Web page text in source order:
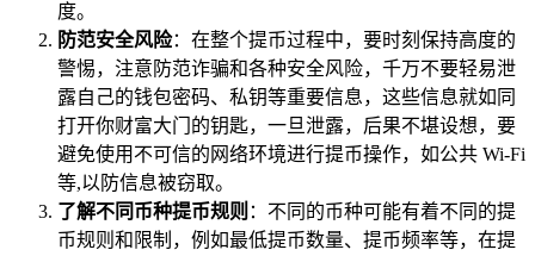
度。
防范安全风险：在整个提币过程中，要时刻保持高度的
警惕，注意防范诈骗和各种安全风险，千万不要轻易泄
露自己的钱包密码、私钥等重要信息，这些信息就如同
打开你财富大门的钥匙，一旦泄露，后果不堪设想，要
避免使用不可信的网络环境进行提币操作，如公共 Wi-Fi
等,以防信息被窃取。
了解不同币种提币规则 ：不同的币种可能有着不同的提
币规则和限制，例如最低提币数量、提币频率等，在提